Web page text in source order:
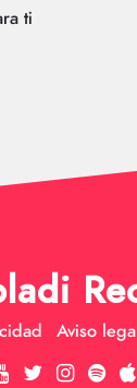
ti
Aviso legal